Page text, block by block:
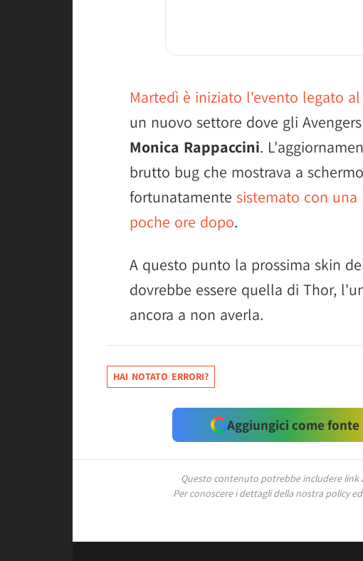
Martedì è iniziato l'evento legato
un nuovo settore dove gli
Monica Rappaccini.
brutto bug che mostrava a
fortunatamente sistemato con
poche ore dopo.
A questo punto la prossima skin
dovrebbe essere quella di Thor,
ancora a non averla.
HAI NOTATO ERRORI?
Aggiungici come
Questo contenuto potrebbe includere link
Per conoscere i dettagli della nostra policy